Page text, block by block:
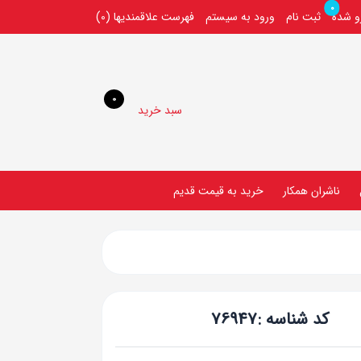
شده
0
ثبت نام ورود به سیستم فهرست علاقمندیها (0)
سبد خرید
0
ناشران همکار خريد به قيمت قديم
کد شناسه :76947